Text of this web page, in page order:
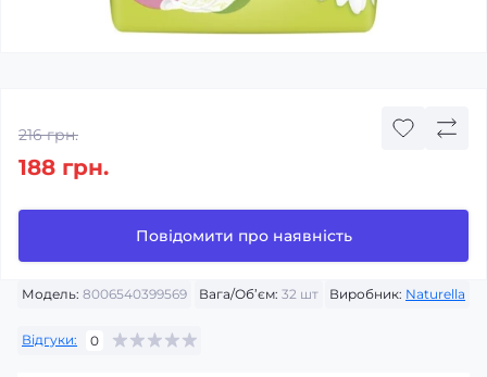
Модель: 8006540399569 Вага/Об’єм: 32 шт Виробник: Naturella
Відгуки: 0
216 грн.
188 грн.
Повідомити про наявність